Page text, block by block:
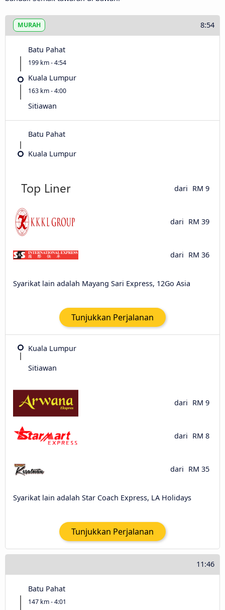
MURAH 8:54
Batu Pahat
199 km - 4:54
Kuala Lumpur
163 km - 4:00
Sitiawan
Batu Pahat
Kuala Lumpur
dari RM 9
dari RM 39
dari RM 36
Syarikat lain adalah Mayang Sari Express, 12Go Asia
Tunjukkan Perjalanan
Kuala Lumpur
Sitiawan
dari RM 9
dari RM 8
dari RM 35
Syarikat lain adalah Star Coach Express, LA Holidays
Tunjukkan Perjalanan
11:46
Batu Pahat
147 km - 4:01